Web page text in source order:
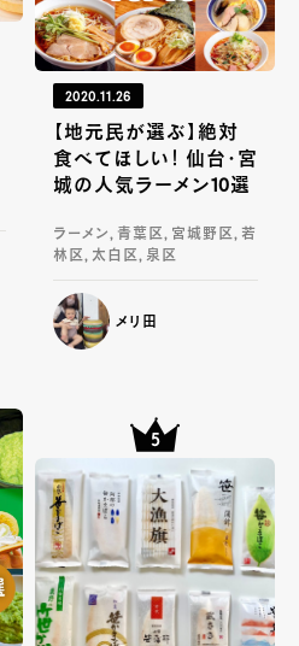
2020.11.26
【地元民が選ぶ】絶対
食べてほしい！ 仙台・宮
城の人気ラーメン10選
ラーメン, 青葉区, 宮城野区, 若
林区, 太白区, 泉区
メリ田